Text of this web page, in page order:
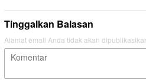
Tinggalkan Balasan
Alamat email Anda tidak akan